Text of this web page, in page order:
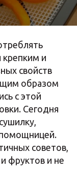
крепким и
свойств
образом
с этой
Сегодня
советов,
фруктов и не